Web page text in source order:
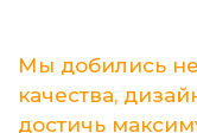
Мы добились
качества,
достичь